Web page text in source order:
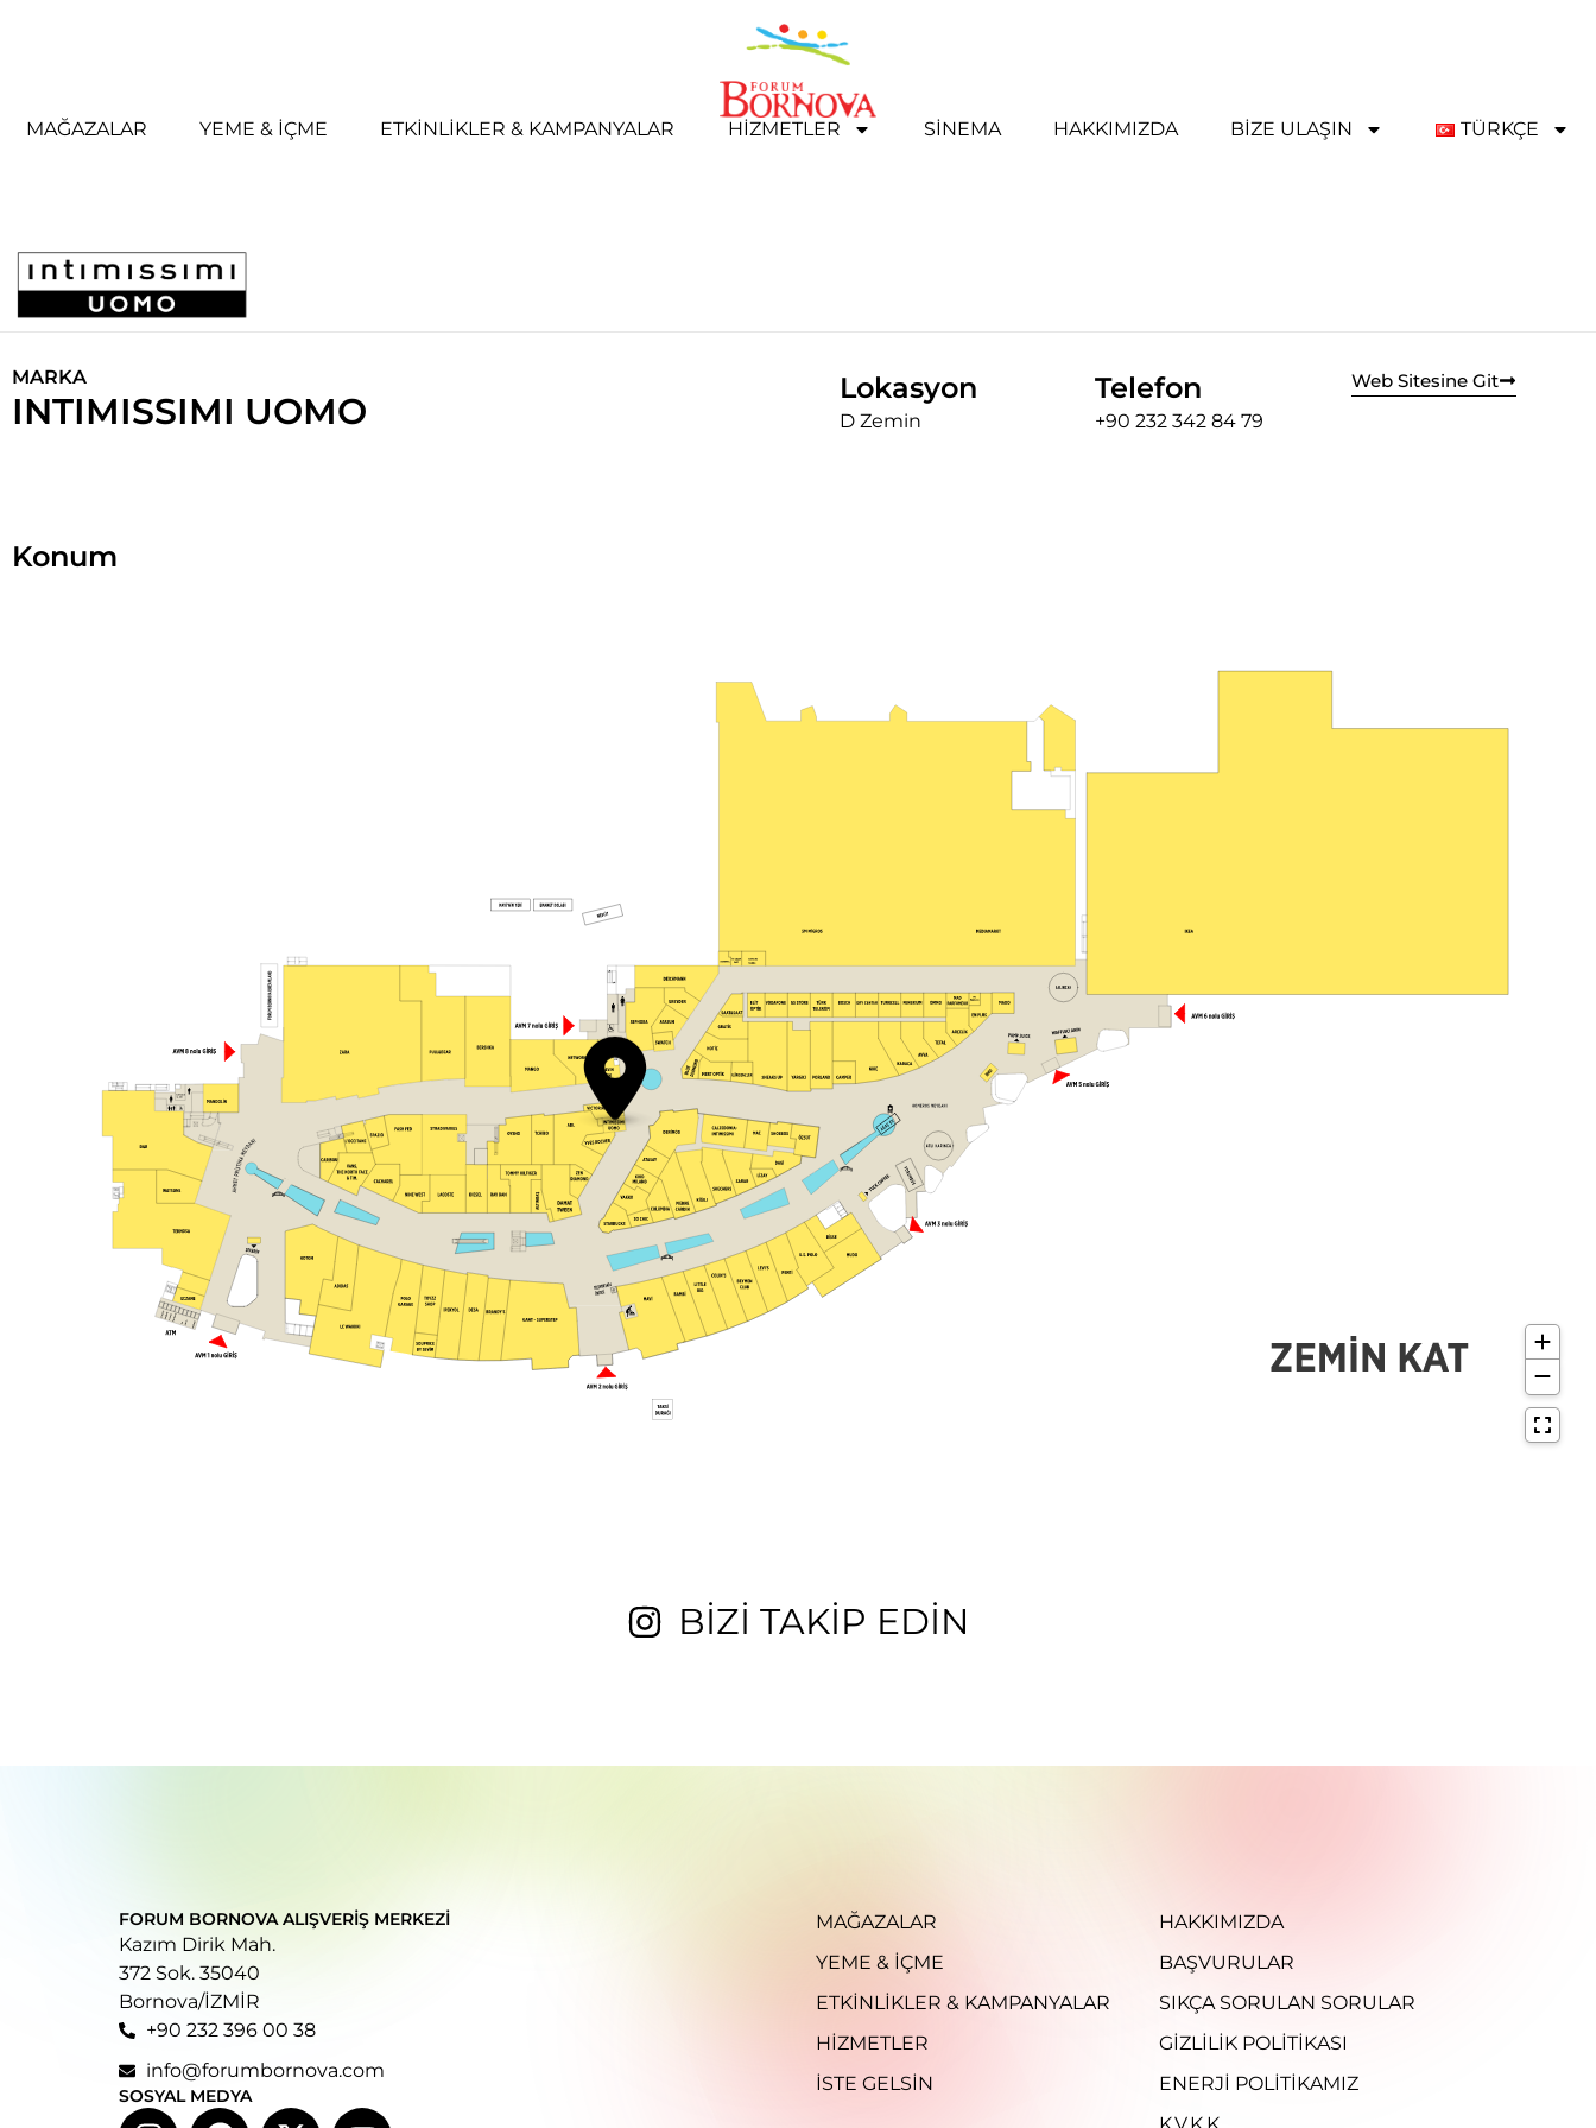
MAĞAZALAR YEME & İÇME ETKINLIKLER & KAMPANYALAR HIZMETLER SINEMA HAKKIMIZDA BIZE ULAŞIN TÜRKÇE
MARKA
INTIMISSIMI UOMO
Lokasyon
D Zemin
Telefon
+90 232 342 84 79
Web Sitesine Git
Konum
BİZİ TAKİP EDİN
FORUM BORNOVA ALIŞVERIŞ MERKEZI
Kazım Dirik Mah.
372 Sok. 35040
Bornova/İZMİR
+90 232 396 00 38
info@forumbornova.com
SOSYAL MEDYA
MAĞAZALAR
YEME & İÇME
ETKINLIKLER & KAMPANYALAR
HIZMETLER
İSTE GELSIN
HAKKIMIZDA
BAŞVURULAR
SIKÇA SORULAN SORULAR
GIZLILIK POLITIKASI
ENERJI POLITIKAMIZ
K.V.K.K..